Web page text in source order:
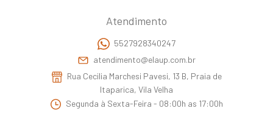
Atendimento
5527928340247
atendimento@elaup.com.br
Rua Cecilia Marchesi Pavesi, 13 B, Praia de
Itaparica, Vila Velha
Segunda à Sexta-Feira - 08:00h as 17:00h